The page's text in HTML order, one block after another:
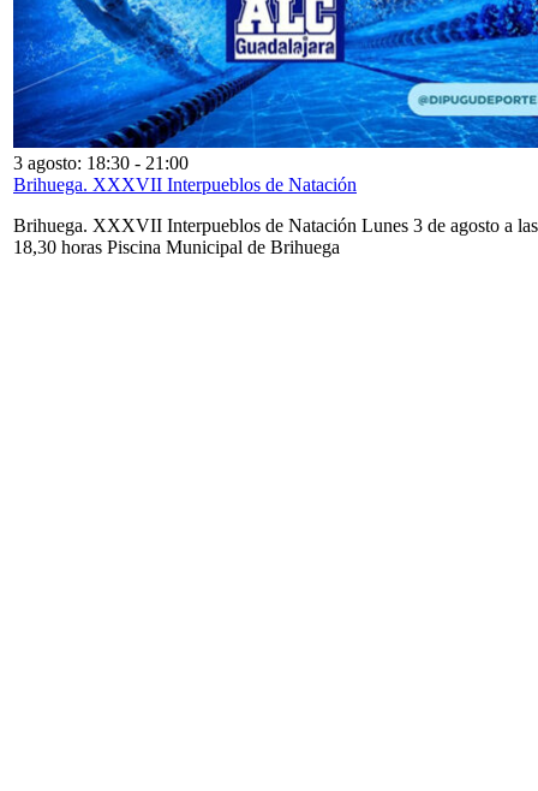
3 agosto: 18:30 - 21:00
Brihuega. XXXVII Interpueblos de Natación
Brihuega. XXXVII Interpueblos de Natación Lunes 3 de agosto a las
18,30 horas Piscina Municipal de Brihuega